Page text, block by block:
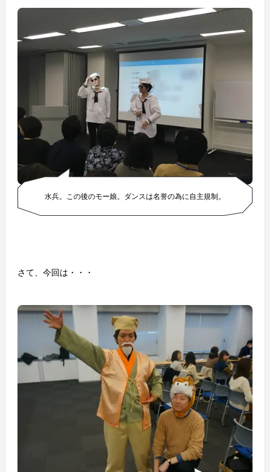
水兵。この後のモー娘。ダンスは名誉の為に自主規制。
さて、今回は・・・